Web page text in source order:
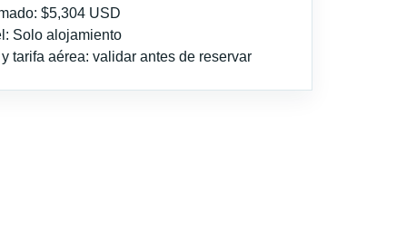
$5,304 USD
Solo alojamiento
tarifa aérea: validar antes de reservar